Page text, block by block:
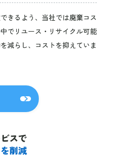
きるよう、当社では廃棄コス
でリユース・リサイクル可能
減らし、コストを抑えていま
スで
削減